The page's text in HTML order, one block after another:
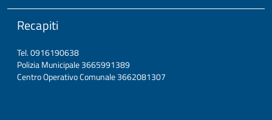
Recapiti
Tel. 0916190638
Polizia Municipale 3665991389
Centro Operativo Comunale 3662081307